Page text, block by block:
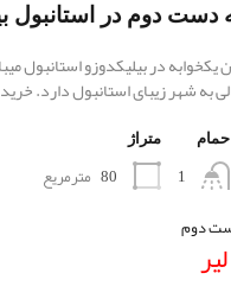
دست دوم در استانبول
یکخوابه در بیلیکدوزو استانبول
به شهر زیبای استانبول دارد.
حمام
1
متراژ
80 مترمریع
دوم